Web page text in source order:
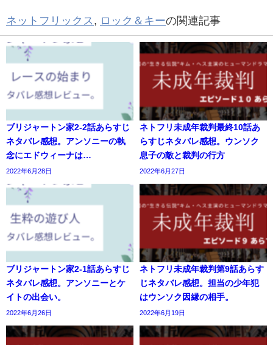
ネットフリックス , ロック＆キーの関連記事
ブリジャートン家2-2話あらすじ
ネタバレ感想。アンソニーの執
念にエドウィーナは…
2022年6月28日
ネトフリ未成年裁判最終10話あ
らすじネタバレ感想。ウンソク
息子の敵と裁判の行方
2022年6月27日
ブリジャートン家2-1話あらすじ
ネタバレ感想。アンソニーとケ
イトの出会い。
2022年6月26日
ネトフリ未成年裁判第9話あらす
じネタバレ感想。担当の少年犯
はウンソク因縁の相手。
2022年6月19日